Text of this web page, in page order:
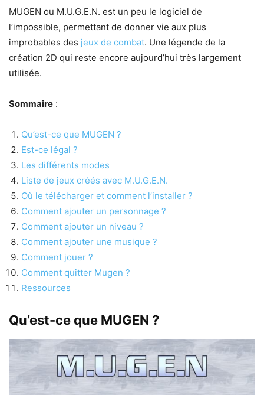
MUGEN ou M.U.G.E.N. est un peu le logiciel de
l’impossible, permettant de donner vie aux plus
improbables des jeux de combat. Une légende de la
création 2D qui reste encore aujourd’hui très largement
utilisée.
Sommaire :
Qu’est-ce que MUGEN ?
Est-ce légal ?
Les différents modes
Liste de jeux créés avec M.U.G.E.N.
Où le télécharger et comment l’installer ?
Comment ajouter un personnage ?
Comment ajouter un niveau ?
Comment ajouter une musique ?
Comment jouer ?
Comment quitter Mugen ?
Ressources
Qu’est-ce que MUGEN ?